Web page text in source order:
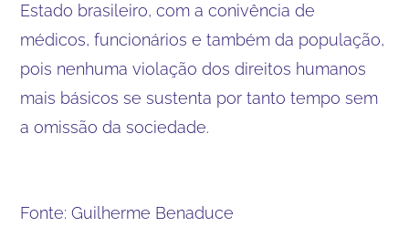
Estado brasileiro, com a conivência de
médicos, funcionários e também da população,
pois nenhuma violação dos direitos humanos
mais básicos se sustenta por tanto tempo sem
a omissão da sociedade.
Fonte: Guilherme Benaduce